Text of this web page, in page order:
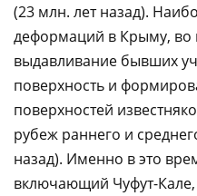
(23 млн. лет назад).
деформаций в Крыму,
выдавливание бывших
поверхность и
поверхностей
рубеж раннего и
назад). Именно в это
включающий Чуфут-